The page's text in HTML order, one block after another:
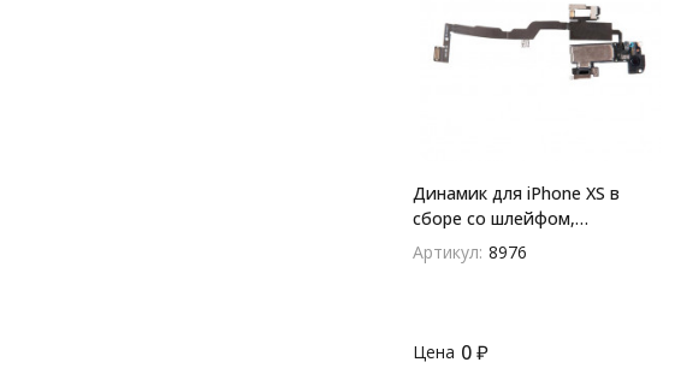
Динамик для iPhone XS в
сборе со шлейфом,
микрофоном (speaker)
Артикул: 8976
Цена 0 ₽